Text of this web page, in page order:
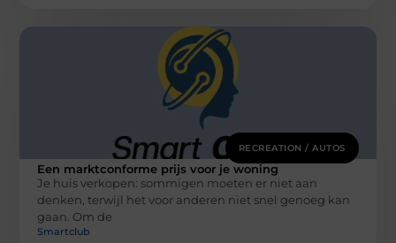
RECREATION / AUTOS
Een marktconforme prijs voor je woning
Je huis verkopen: sommigen moeten er niet aan
denken, terwijl het voor anderen niet snel genoeg kan
gaan. Om de
Smartclub